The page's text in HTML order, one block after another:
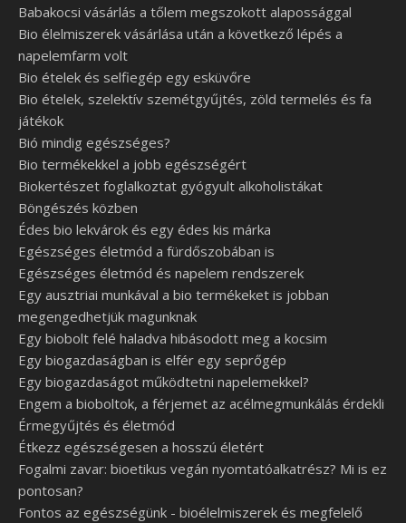
Babakocsi vásárlás a tőlem megszokott alapossággal
Bio élelmiszerek vásárlása után a következő lépés a
napelemfarm volt
Bio ételek és selfiegép egy esküvőre
Bio ételek, szelektív szemétgyűjtés, zöld termelés és fa
játékok
Bió mindig egészséges?
Bio termékekkel a jobb egészségért
Biokertészet foglalkoztat gyógyult alkoholistákat
Böngészés közben
Édes bio lekvárok és egy édes kis márka
Egészséges életmód a fürdőszobában is
Egészséges életmód és napelem rendszerek
Egy ausztriai munkával a bio termékeket is jobban
megengedhetjük magunknak
Egy biobolt felé haladva hibásodott meg a kocsim
Egy biogazdaságban is elfér egy seprőgép
Egy biogazdaságot működtetni napelemekkel?
Engem a bioboltok, a férjemet az acélmegmunkálás érdekli
Érmegyűjtés és életmód
Étkezz egészségesen a hosszú életért
Fogalmi zavar: bioetikus vegán nyomtatóalkatrész? Mi is ez
pontosan?
Fontos az egészségünk - bioélelmiszerek és megfelelő